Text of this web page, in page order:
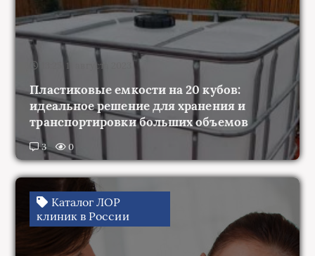
13:25, 11 августа 2023
Пластиковые емкости на 20 кубов:
идеальное решение для хранения и
транспортировки больших объемов
3 0
Каталог ЛОР
клиник в России